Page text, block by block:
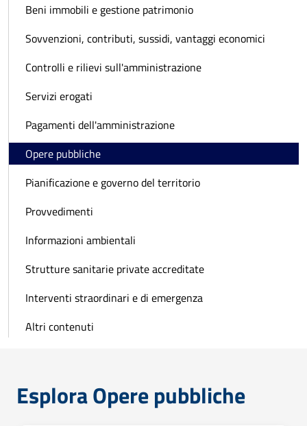
Beni immobili e gestione patrimonio
Sovvenzioni, contributi, sussidi, vantaggi economici
Controlli e rilievi sull'amministrazione
Servizi erogati
Pagamenti dell'amministrazione
Opere pubbliche
Pianificazione e governo del territorio
Provvedimenti
Informazioni ambientali
Strutture sanitarie private accreditate
Interventi straordinari e di emergenza
Altri contenuti
Esplora Opere pubbliche